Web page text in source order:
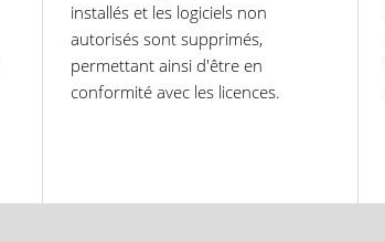
installés et les logiciels non
autorisés sont supprimés,
permettant ainsi d'être en
conformité avec les licences.